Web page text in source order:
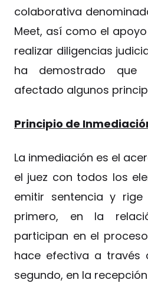
colaborativa
Meet, así como el
realizar diligencias
ha demostrado que
afectado algunos
Principio de
La inmediación es el
el juez con todos los
emitir sentencia y
primero, en la
participan en el
hace efectiva a través
segundo, en la